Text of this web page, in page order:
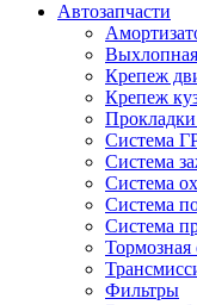
Автозапчасти
Крепеж
Крепеж
Прокладки
Система
Система
Система
Система
Система
Тормозная
Фильтры